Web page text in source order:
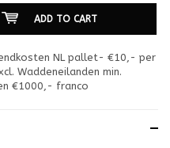
ADD TO CART
NL pallet- €10,- per
Waddeneilanden min.
€1000,- franco